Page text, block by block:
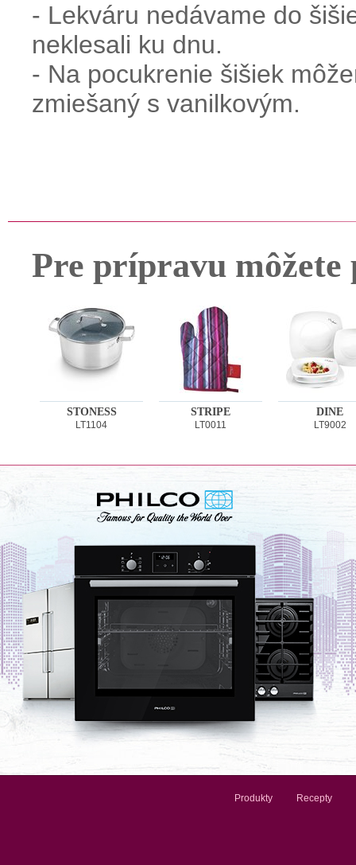
- Lekváru nedávame do
neklesali ku dnu.
- Na pocukrenie šišiek
zmiešaný s vanilkovým.
Pre prípravu
STONESS
LT1104
STRIPE
LT0011
DINE
LT9002
Produkty Recepty